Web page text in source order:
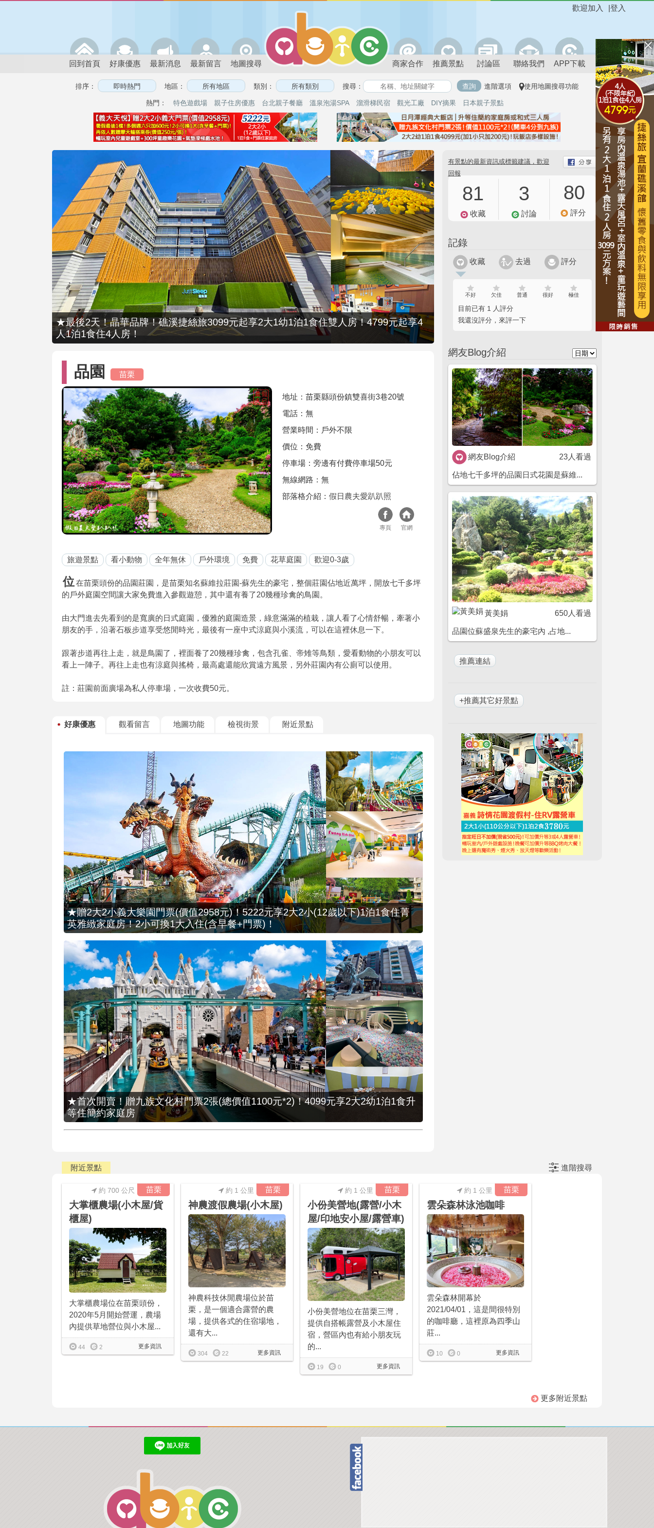
登入
歡迎加入
回到首頁 好康優惠 最新消息 最新留言 地圖搜尋 商家合作 推薦景點 討論區 聯絡我們 APP下載
排序： 地區： 類別： 搜尋： 進階選項 使用地圖搜尋功能
熱門： 特色遊戲場 親子住房優惠 台北親子餐廳 溫泉泡湯SPA 溜滑梯民宿 觀光工廠 DIY摘果 日本親子景點
★最後2天！晶華品牌！礁溪捷絲旅3099元起享2大1幼1泊1食住雙人房！4799元起享4
人1泊1食住4人房！
品園 苗栗
地址：苗栗縣頭份鎮雙喜街3巷20號
電話：無
營業時間：戶外不限
價位：免費
停車場：旁邊有付費停車場50元
無線網路：無
部落格介紹：假日農夫愛趴趴照
專頁 官網
旅遊景點 看小動物 全年無休 戶外環境 免費 花草庭園 歡迎0-3歲
位 在苗栗頭份的品園莊園，是苗栗知名蘇維拉莊園-蘇先生的豪宅，整個莊園佔地近萬坪，開放七千多坪
的戶外庭園空間讓大家免費進入參觀遊憩，其中還有養了20幾種珍禽的鳥園。
由大門進去先看到的是寬廣的日式庭園，優雅的庭園造景，綠意滿滿的植栽，讓人看了心情舒暢，牽著小
朋友的手，沿著石板步道享受悠閒時光，最後有一座中式涼庭與小溪流，可以在這裡休息一下。
跟著步道再往上走，就是鳥園了，裡面養了20幾種珍禽，包含孔雀、帝雉等鳥類，愛看動物的小朋友可以
看上一陣子。再往上走也有涼庭與搖椅，最高處還能欣賞遠方風景，另外莊園內有公廁可以使用。
註：莊園前面廣場為私人停車場，一次收費50元。
好康優惠 觀看留言 地圖功能 檢視街景 附近景點
★贈2大2小義大樂園門票(價值2958元)！5222元享2大2小(12歲以下)1泊1食住菁
英雅緻家庭房！2小可換1大入住(含早餐+門票)！
★首次開賣！贈九族文化村門票2張(總價值1100元*2)！4099元享2大2幼1泊1食升
等住簡約家庭房
有景點的最新資訊或標籤建議，歡迎
回報
81
收藏
3
討論
80
評分
記錄
收藏 去過 評分
不好 欠佳 普通 很好 極佳
目前已有 1 人評分
我還沒評分，來評一下
網友Blog介紹
網友Blog介紹 23人看過
佔地七千多坪的品園日式花園是蘇維...
黃美娟 650人看過
品園位蘇盛泉先生的豪宅內 ,占地...
+推薦其它好景點
附近景點 進階搜尋
苗栗
約 700 公尺
大掌櫃農場(小木屋/貨
櫃屋)
大掌櫃農場位在苗栗頭份，
2020年5月開始營運，農場
內提供草地營位與小木屋...
更多資訊
44 2
苗栗
約 1 公里
神農渡假農場(小木屋)
神農科技休閒農場位於苗
栗，是一個適合露營的農
場，提供各式的住宿場地，
還有大...
更多資訊
304 22
苗栗
約 1 公里
小份美營地(露營/小木
屋/印地安小屋/露營車)
小份美營地位在苗栗三灣，
提供自搭帳露營及小木屋住
宿，營區內也有給小朋友玩
的...
更多資訊
19 0
苗栗
約 1 公里
雲朵森林泳池咖啡
雲朵森林開幕於
2021/04/01，這是間很特別
的咖啡廳，這裡原為四季山
莊...
更多資訊
10 0
更多附近景點